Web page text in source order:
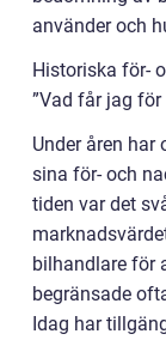
använder och
Historiska för-
”Vad får jag för
Under åren
sina för- och
tiden var det
bilhandlare för
begränsade
Idag har